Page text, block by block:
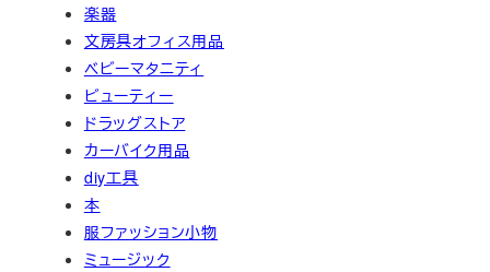
楽器
文房具オフィス用品
ベビーマタニティ
ビューティー
ドラッグストア
カーバイク用品
diy工具
本
服ファッション小物
ミュージック